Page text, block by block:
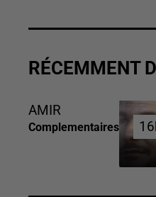
RÉCEMMENT
AMIR
Complementaires